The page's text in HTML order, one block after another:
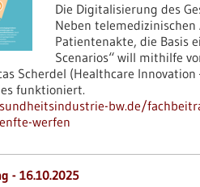
Die Digitalisierung des
Neben
Patientenakte, die Basis
Scenarios“ will mithilfe
Scherdel (Healthcare
funktioniert.
bw.de/
werfen
- 16.10.2025